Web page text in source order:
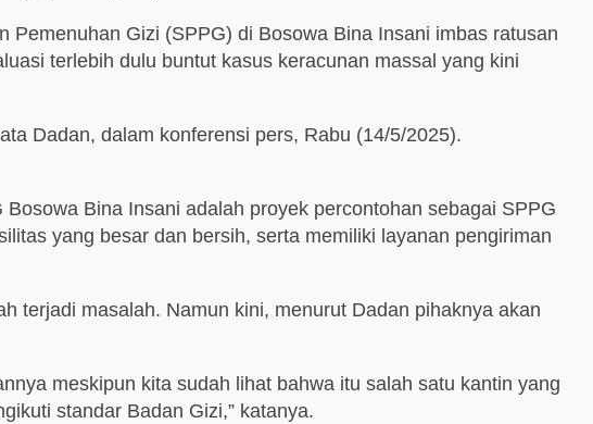
Gizi (SPPG) di Bosowa Bina Insani imbas ratusan
terlebih dulu buntut kasus keracunan massal yang kini
Dadan, dalam konferensi pers, Rabu (14/5/2025).
Bina Insani adalah proyek percontohan sebagai SPPG
yang besar dan bersih, serta memiliki layanan pengiriman
terjadi masalah. Namun kini, menurut Dadan pihaknya akan
meskipun kita sudah lihat bahwa itu salah satu kantin yang
standar Badan Gizi,” katanya.